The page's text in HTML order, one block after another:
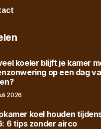
koeler blijft je kamer
op een dag
2026
koel houden
6 tips zonder airco